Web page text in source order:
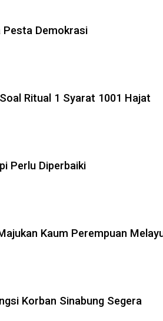
Pesta Demokrasi
Ritual 1 Syarat 1001 Hajat
Perlu Diperbaiki
Kaum Perempuan
Korban Sinabung Segera